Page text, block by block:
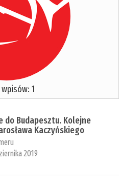
1
do Budapesztu. Kolejne
Kaczyńskiego
2019